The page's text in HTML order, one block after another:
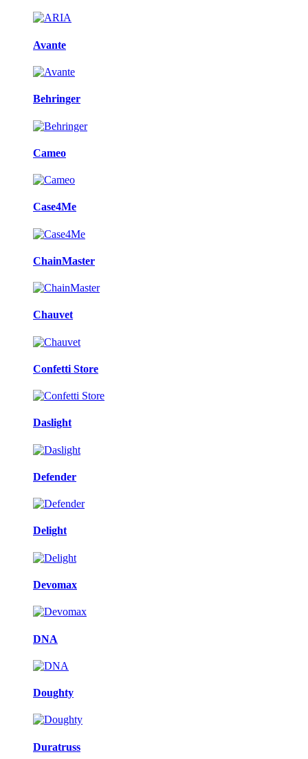
Avante
Behringer
Cameo
Case4Me
ChainMaster
Chauvet
Confetti Store
Daslight
Defender
Delight
Devomax
DNA
Doughty
Duratruss